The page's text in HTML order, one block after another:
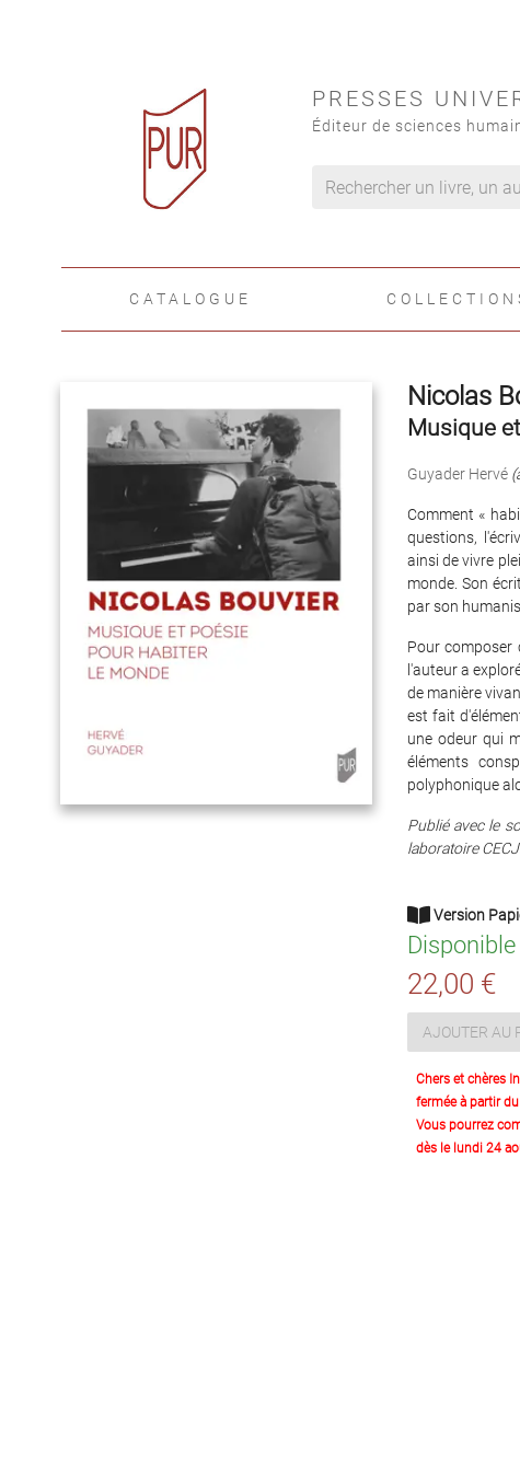
PRESSES
Éditeur de sciences
CATALOGUE
Nicolas
Musique
Guyader Hervé
Comment «
questions,
ainsi de vivre
monde. Son
par son
Pour composer
l'auteur a
de manière
est fait
une odeur qui
éléments
polyphonique
Publié avec le
laboratoire
Version
Disponible
22,00 €
AJOUTER AU
Chers et chères
fermée à partir
Vous pourrez
dès le lundi 24